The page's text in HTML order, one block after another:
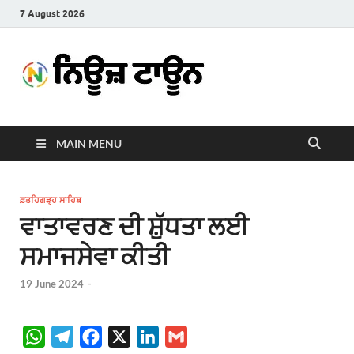
7 August 2026
Town
MAIN MENU
ਫ਼ਤਹਿਗੜ੍ਹ ਸਾਹਿਬ
ਵਾਤਾਵਰਣ ਦੀ ਸ਼ੁੱਧਤਾ ਲਈ
ਸਮਾਜਸੇਵਾ ਕੀਤੀ
19 June 2024 -
W